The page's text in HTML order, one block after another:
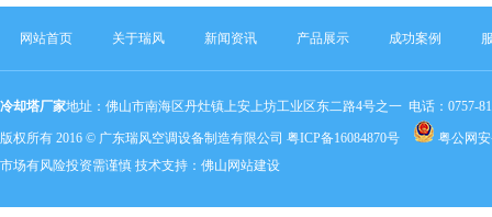
网站首页 关于瑞风 新闻资讯 产品展示 成功案例
冷却塔厂家地址：佛山市南海区丹灶镇上安上坊工业区东二路4号之一 电话：0757-
版权所有 2016 © 广东瑞风空调设备制造有限公司 粤ICP备16084870号
粤公网安
市场有风险投资需谨慎 技术支持： 佛山网站建设